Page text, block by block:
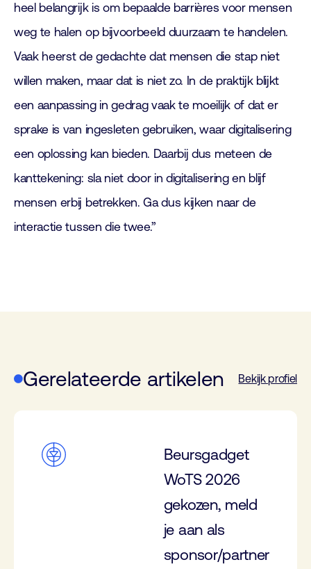
heel belangrijk is om bepaalde barrières voor mensen
weg te halen op bijvoorbeeld duurzaam te handelen.
Vaak heerst de gedachte dat mensen die stap niet
willen maken, maar dat is niet zo. In de praktijk blijkt
een aanpassing in gedrag vaak te moeilijk of dat er
sprake is van ingesleten gebruiken, waar digitalisering
een oplossing kan bieden. Daarbij dus meteen de
kanttekening: sla niet door in digitalisering en blijf
mensen erbij betrekken. Ga dus kijken naar de
interactie tussen die twee.”
Gerelateerde artikelen Bekijk profiel
Beursgadget
WoTS 2026
gekozen, meld
je aan als
sponsor/partner